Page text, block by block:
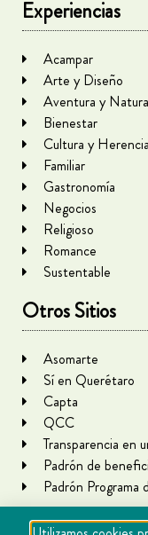
Experiencias
Acampar
Arte y Diseño
Aventura y
Bienestar
Cultura y Herencia
Familiar
Gastronomía
Negocios
Religioso
Romance
Sustentable
Otros Sitios
Asomarte
Sí en Querétaro
Capta
QCC
Transparencia en
Padrón de
Padrón Programa